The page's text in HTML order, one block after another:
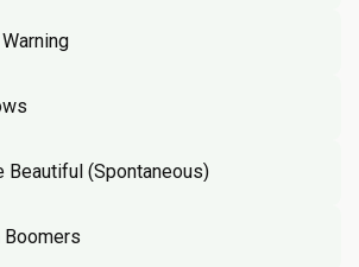
Beautiful (Spontaneous)
Boomers